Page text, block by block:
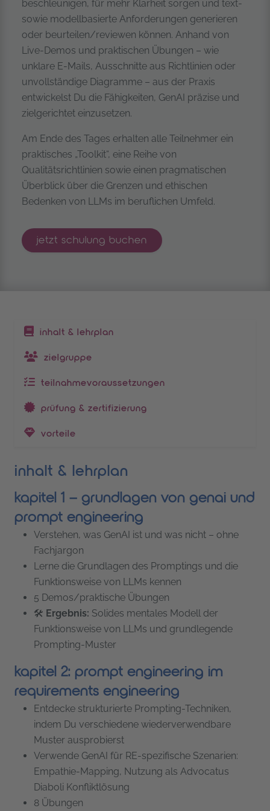
beschleunigen, für mehr Klarheit sorgen und text-
sowie modellbasierte Anforderungen generieren
oder beurteilen/reviewen können. Anhand von
Live-Demos und praktischen Übungen – wie
unklare E-Mails, Ausschnitte aus Richtlinien oder
unvollständige Diagramme – aus der Praxis
entwickelst Du die Fähigkeiten, GenAI präzise und
zielgerichtet einzusetzen.
Am Ende des Tages erhalten alle Teilnehmer ein
praktisches „Toolkit“, eine Reihe von
Qualitätsrichtlinien sowie einen pragmatischen
Überblick über die Grenzen und ethischen
Bedenken von LLMs im beruflichen Umfeld.
jetzt genai-gestütztes requirements
schulung buchen
inhaltsverzeichnis
inhalt & lehrplan
zielgruppe
teilnahmevoraussetzungen
prüfung & zertifizierung
vorteile
inhalt & lehrplan
kapitel 1 – grundlagen von genai und
prompt engineering
Verstehen, was GenAI ist und was nicht – ohne
Fachjargon
Lerne die Grundlagen des Promptings und die
Funktionsweise von LLMs kennen
5 Demos/praktische Übungen
🛠 Ergebnis: Solides mentales Modell der
Funktionsweise von LLMs und grundlegende
Prompting-Muster
kapitel 2: prompt engineering im
requirements engineering
Entdecke strukturierte Prompting-Techniken,
indem Du verschiedene wiederverwendbare
Muster ausprobierst
Verwende GenAI für RE-spezifische Szenarien:
Empathie-Mapping, Nutzung als Advocatus
Diaboli Konfliktlösung
8 Übungen